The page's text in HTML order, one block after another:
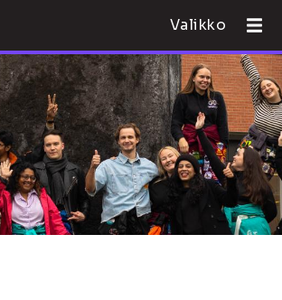
Valikko